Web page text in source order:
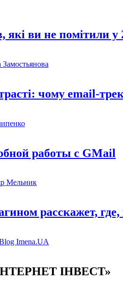
які ви не помітили у
чому email-
работы с GMail
Мельник
расскажет,
Imena.UA
ІНВЕСТ»